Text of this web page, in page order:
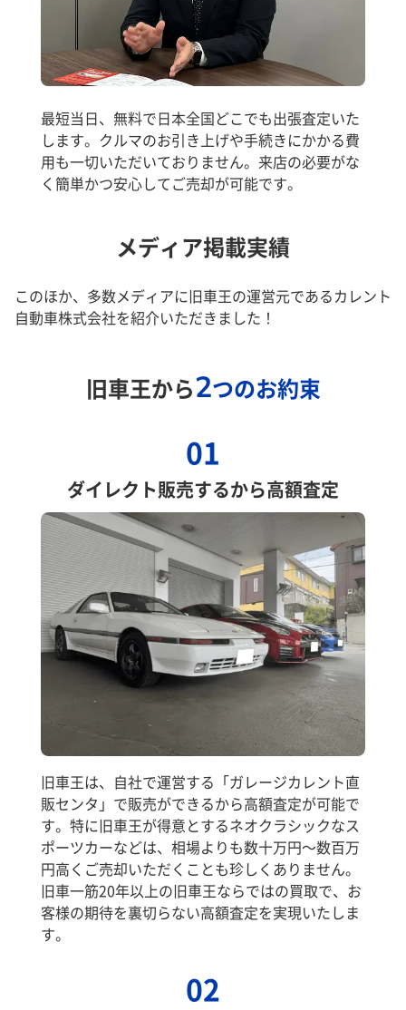
最短当日、無料で日本全国どこでも出張査定いた
します。クルマのお引き上げや手続きにかかる費
用も一切いただいておりません。来店の必要がな
く簡単かつ安心してご売却が可能です。
メディア掲載実績
このほか、多数メディアに旧車王の運営元であるカレント
自動車株式会社を紹介いただきました！
旧車王から2つのお約束
01
ダイレクト販売するから高額査定
旧車王は、自社で運営する「ガレージカレント直
販センタ」で販売ができるから高額査定が可能で
す。特に旧車王が得意とするネオクラシックなス
ポーツカーなどは、相場よりも数十万円～数百万
円高くご売却いただくことも珍しくありません。
旧車一筋20年以上の旧車王ならではの買取で、お
客様の期待を裏切らない高額査定を実現いたしま
す。
02